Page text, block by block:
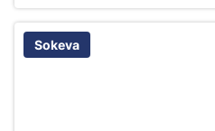
Sokeva